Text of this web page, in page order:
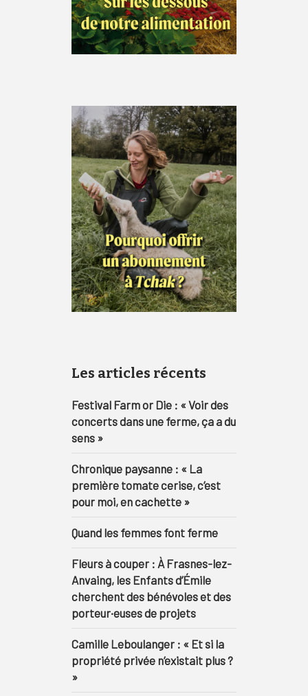
Les articles récents
Festival Farm or Die : « Voir des
concerts dans une ferme, ça a du
sens »
Chronique paysanne : « La
première tomate cerise, c’est
pour moi, en cachette »
Quand les femmes font ferme
Fleurs à couper : À Frasnes-lez-
Anvaing, les Enfants d’Émile
cherchent des bénévoles et des
porteur·euses de projets
Camille Leboulanger : « Et si la
propriété privée n’existait plus ?
»